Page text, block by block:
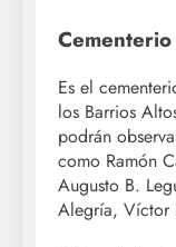
Es el
los Barrios
podrán
como Ramón
Augusto B.
Alegría, Víctor